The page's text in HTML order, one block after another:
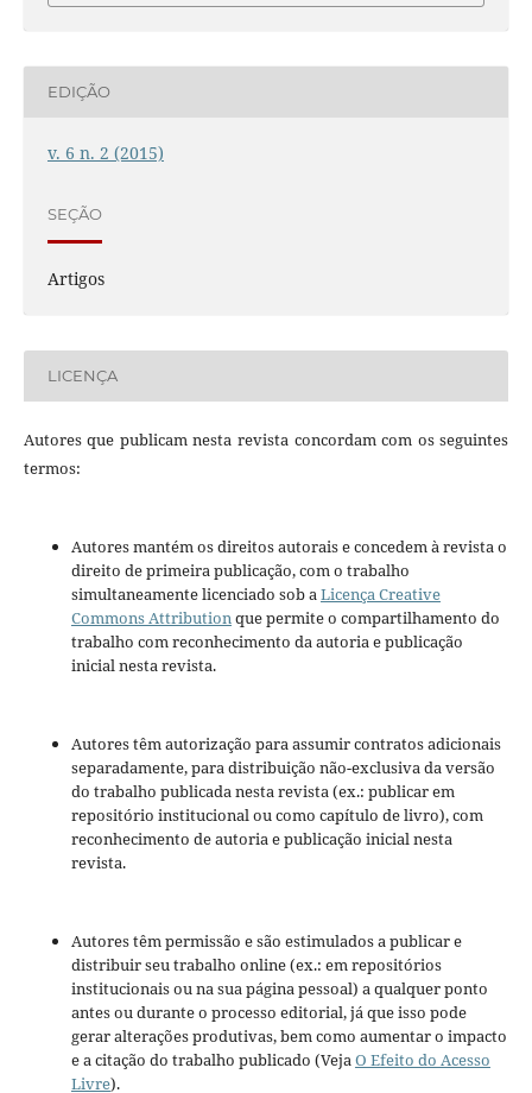
EDIÇÃO
v. 6 n. 2 (2015)
SEÇÃO
Artigos
LICENÇA
Autores que publicam nesta revista concordam com os seguintes
termos:
Autores mantém os direitos autorais e concedem à revista o
direito de primeira publicação, com o trabalho
simultaneamente licenciado sob aLicença Creative
Commons Attributionque permite o compartilhamento do
trabalho com reconhecimento da autoria e publicação
inicial nesta revista.
Autores têm autorização para assumir contratos adicionais
separadamente, para distribuição não-exclusiva da versão
do trabalho publicada nesta revista (ex.: publicar em
repositório institucional ou como capítulo de livro), com
reconhecimento de autoria e publicação inicial nesta
revista.
Autores têm permissão e são estimulados a publicar e
distribuir seu trabalho online (ex.: em repositórios
institucionais ou na sua página pessoal) a qualquer ponto
antes ou durante o processo editorial, já que isso pode
gerar alterações produtivas, bem como aumentar o impacto
e a citação do trabalho publicado (VejaO Efeito do Acesso
Livre).